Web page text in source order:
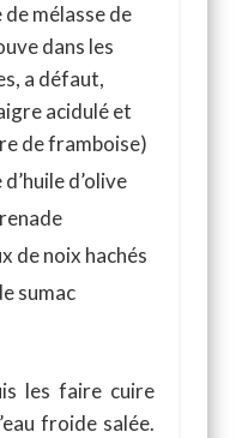
mélasse de
dans les
a défaut,
acidulé et
de framboise)
d’olive
de noix hachés
sumac
les faire cuire
froide salée.